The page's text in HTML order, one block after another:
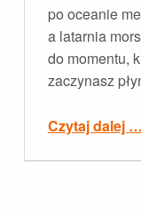
po oceanie
a latarnia
do momentu,
zaczynasz
Czytaj dalej …